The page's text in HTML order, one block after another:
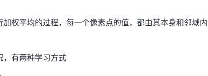
权平均的过程，每一个像素点的值，都由其本身和邻域内
，有两种学习方式